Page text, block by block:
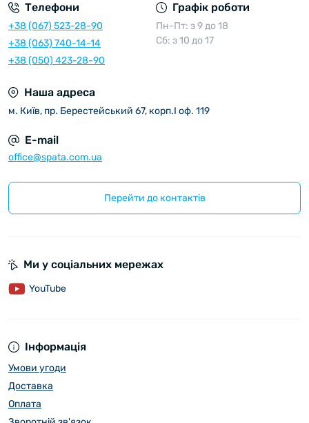
Телефони
+38 (067) 523-28-90
+38 (063) 740-14-14
+38 (050) 423-28-90
Графік роботи
Пн-Пт: з 9 до 18
Сб: з 10 до 17
Наша адреса
м. Київ, пр. Берестейський 67, корп.I оф. 119
E-mail
office@spata.com.ua
Перейти до контактів
Інформація
Умови угоди
Доставка
Оплата
Ми у соціальних мережах
YouTube